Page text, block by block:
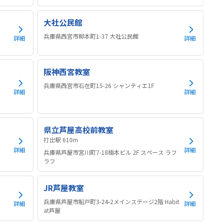
詳細
大社公民館
兵庫県西宮市柳本町1-37 大社公民館 詳細
詳細
阪神西宮教室
兵庫県西宮市石在町15-26 シャンティエ1F
詳細
詳細
県立芦屋高校前教室
打出駅 610m
兵庫県芦屋市宮川町7-18楠本ビル 2F スペース ラフ
ラフ
詳細
詳細
JR芦屋教室
兵庫県芦屋市船戸町3-24-2メインステージ2階 Habit
at芦屋
詳細